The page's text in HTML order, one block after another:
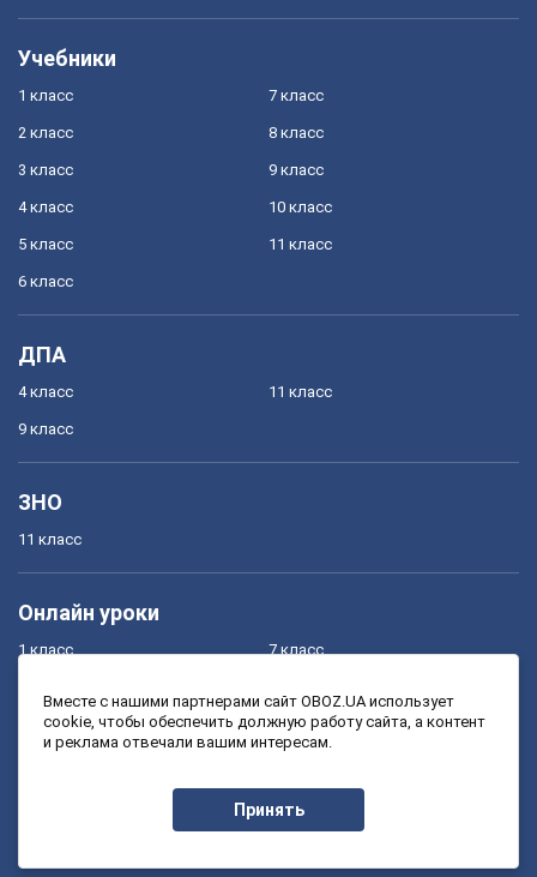
Учебники
1 класс
2 класс
3 класс
4 класс
5 класс
6 класс
7 класс
8 класс
9 класс
10 класс
11 класс
ДПА
4 класс
9 класс
11 класс
ЗНО
11 класс
Онлайн уроки
1 класс
3 класс
7 класс
9 класс
Вместе с нашими партнерами сайт OBOZ.UA использует
cookie, чтобы обеспечить должную работу сайта, а контент
и реклама отвечали вашим интересам.
Принять